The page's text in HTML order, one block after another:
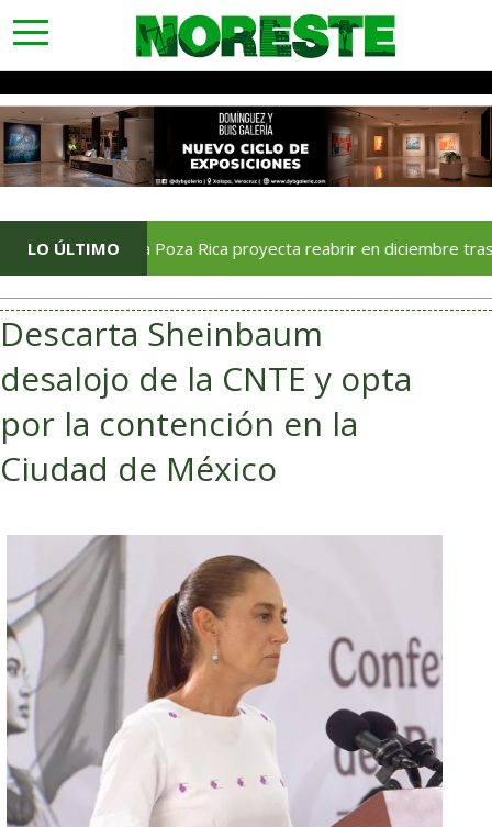
toggle
navigation
LO ÚLTIMO
Soriana Poza Rica proyecta reabrir en diciembre tras
Descarta Sheinbaum
desalojo de la CNTE y opta
por la contención en la
Ciudad de México